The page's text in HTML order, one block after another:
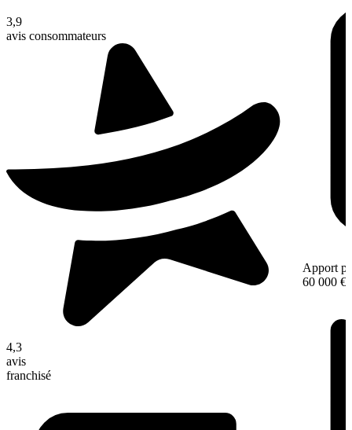
3,9
avis consommateurs
4,3
avis
franchisé
Apport
60 000 €